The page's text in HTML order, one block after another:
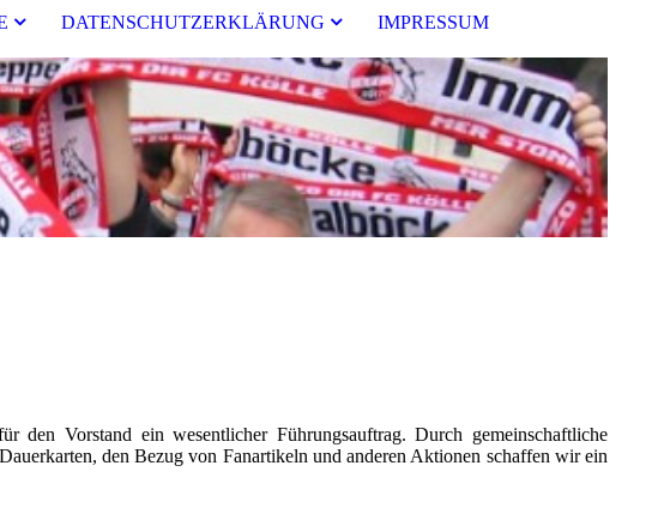
DATENSCHUTZERKLÄRUNG IMPRESSUM
Vorstand ein wesentlicher Führungsauftrag. Durch gemeinschaftliche
den Bezug von Fanartikeln und anderen Aktionen schaffen wir ein